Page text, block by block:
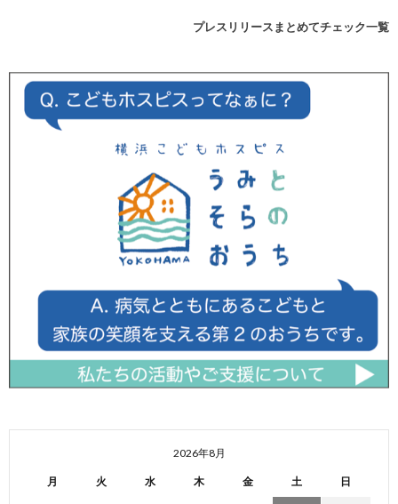
プレスリリースまとめてチェック一覧
2026年8月
月 火 水 木 金 土 日